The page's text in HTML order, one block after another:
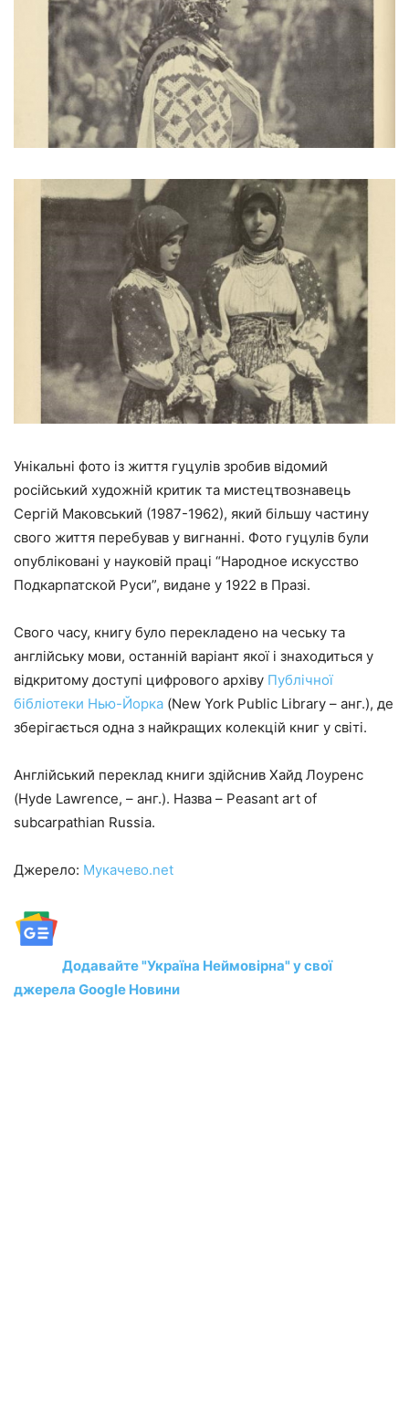
Унікальні фото із життя гуцулів зробив відомий
російський художній критик та мистецтвознавець
Сергій Маковський (1987-1962), який більшу частину
свого життя перебував у вигнанні. Фото гуцулів були
опубліковані у науковій праці “Народное искусство
Подкарпатской Руси”, видане у 1922 в Празі.
Свого часу, книгу було перекладено на чеську та
англійську мови, останній варіант якої і знаходиться у
відкритому доступі цифрового архіву Публічної
бібліотеки Нью-Йорка (New York Public Library – анг.), де
зберігається одна з найкращих колекцій книг у світі.
Англійський переклад книги здійснив Хайд Лоуренс
(Hyde Lawrence, – анг.). Назва – Peasant art of
subcarpathian Russia.
Джерело: Мукачево.net
Додавайте "Україна Неймовірна" у свої
джерела Google Новини